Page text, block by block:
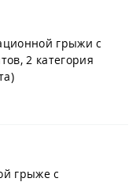
грыжи с
2 категория
грыже с